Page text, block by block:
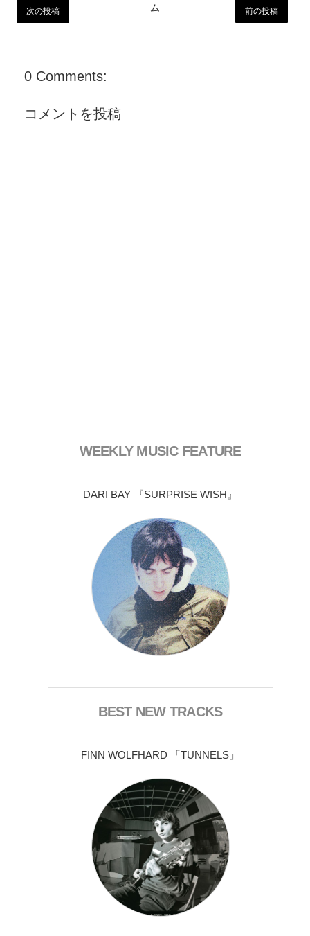
次の投稿 前の投稿
ム
0 Comments:
コメントを投稿
WEEKLY MUSIC FEATURE
DARI BAY 『SURPRISE WISH』
BEST NEW TRACKS
FINN WOLFHARD 「TUNNELS」